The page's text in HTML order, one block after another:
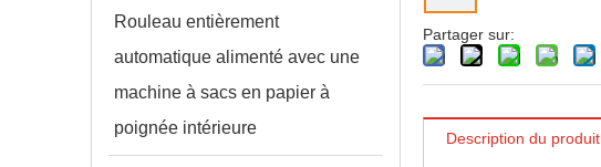
Rouleau entièrement
automatique alimenté avec une
machine à sacs en papier à
poignée intérieure
Partager sur:
Description du produit